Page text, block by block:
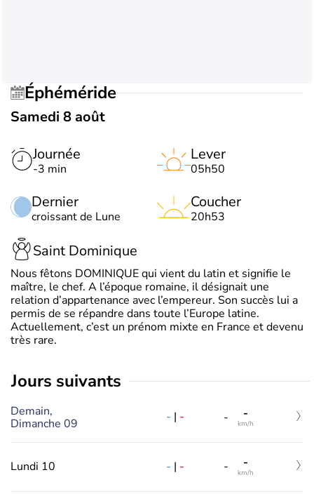
Éphéméride
Samedi 8 août
Journée
-3 min
Dernier
croissant de Lune
Lever
05h50
Coucher
20h53
Saint Dominique
Nous fêtons DOMINIQUE qui vient du latin et signifie le
maître, le chef. A l’époque romaine, il désignait une
relation d’appartenance avec l’empereur. Son succès lui a
permis de se répandre dans toute l’Europe latine.
Actuellement, c’est un prénom mixte en France et devenu
très rare.
jours suivants
Demain,
Dimanche 09
- | - - -
km/h
Lundi 10 - | - - -
km/h